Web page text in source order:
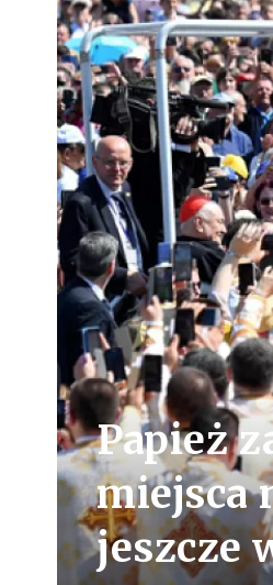
Papież
miejsca
jeszcze